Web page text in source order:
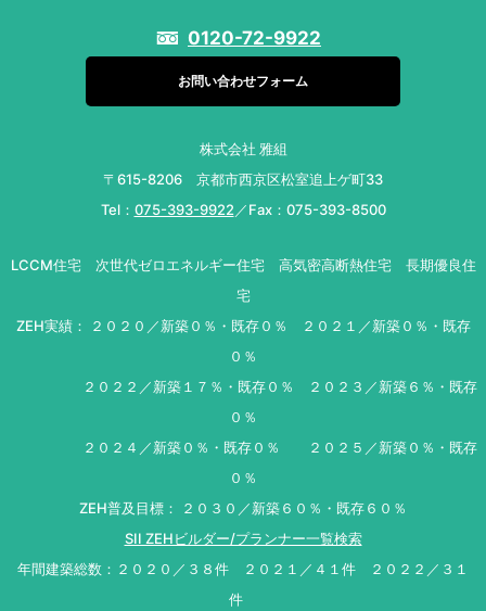
0120-72-9922
お問い合わせフォーム
株式会社 雅組
〒615-8206 京都市西京区松室追上ゲ町33
Tel： 075-393-9922 ／Fax：075-393-8500
LCCM住宅 次世代ゼロエネルギー住宅 高気密高断熱住宅 長期優良住
宅
ZEH実績： ２０２０／新築０％・既存０％ ２０２１／新築０％・既存
０％
２０２２／新築１７％・既存０％ ２０２３／新築６％・既存
０％
２０２４／新築０％・既存０％ ２０２５／新築０％・既存
０％
ZEH普及目標： ２０３０／新築６０％・既存６０％
SII ZEHビルダー/プランナー一覧検索
年間建築総数：２０２０／３８件 ２０２１／４１件 ２０２２／３１
件